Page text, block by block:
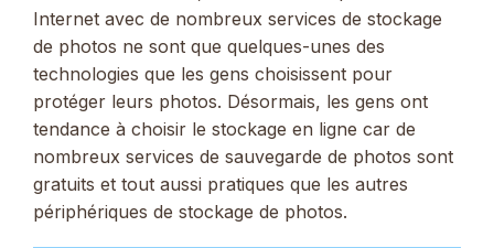
Internet avec de nombreux services de stockage
de photos ne sont que quelques-unes des
technologies que les gens choisissent pour
protéger leurs photos. Désormais, les gens ont
tendance à choisir le stockage en ligne car de
nombreux services de sauvegarde de photos sont
gratuits et tout aussi pratiques que les autres
périphériques de stockage de photos.